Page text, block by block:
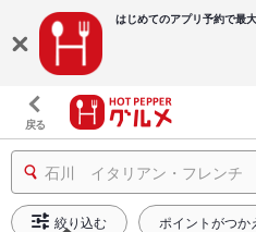
はじめてのアプリ予約で最大
戻る
石川 イタリアン・フレンチ
絞り込む ポイントがつか